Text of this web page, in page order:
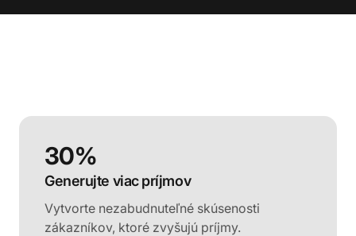
30%
Generujte viac príjmov
Vytvorte nezabudnuteľné skúsenosti
zákazníkov, ktoré zvyšujú príjmy.